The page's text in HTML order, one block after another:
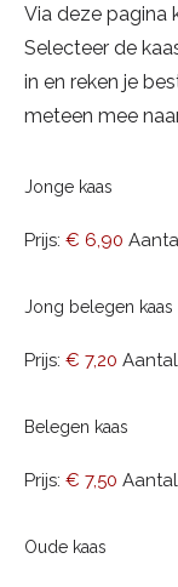
Via deze pagina
Selecteer de
in en reken je
meteen mee
Jonge kaas
Prijs: € 6,90
Jong belegen kaas
Prijs: € 7,20 Aantal
Belegen kaas
Prijs: € 7,50 Aantal
Oude kaas